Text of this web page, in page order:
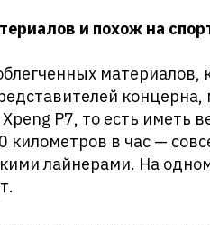
и похож на
материалов,
концерна,
P7, то есть иметь
километров в час —
лайнерами. На